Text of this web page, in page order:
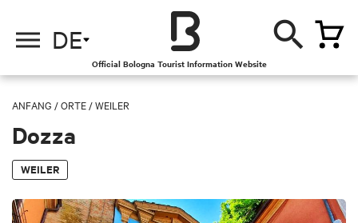
DE
Official Bologna Tourist Information Website
ANFANG /ORTE /WEILER
Dozza
WEILER